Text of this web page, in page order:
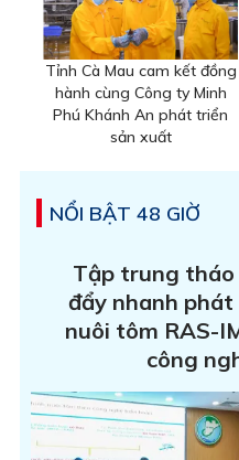
Tỉnh Cà Mau cam kết đồng
hành cùng Công ty Minh
Phú Khánh An phát triển
sản xuất
NỔI BẬT 48 GIỜ
Tập trung tháo
đẩy nhanh
nuôi tôm RAS-
công